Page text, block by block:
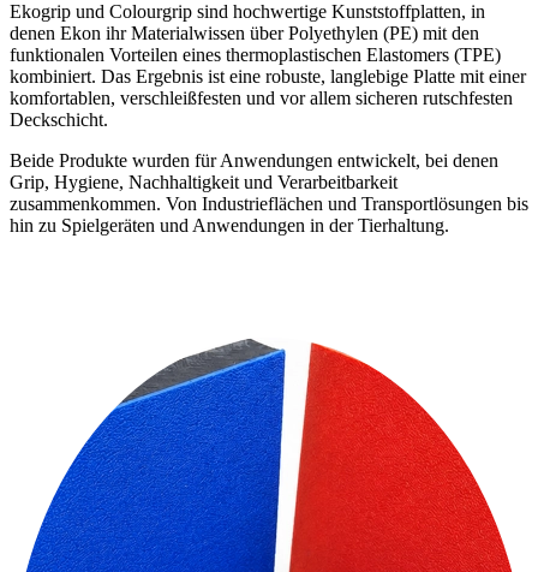
Ekogrip und Colourgrip sind hochwertige Kunststoffplatten, in
denen Ekon ihr Materialwissen über Polyethylen (PE) mit den
funktionalen Vorteilen eines thermoplastischen Elastomers (TPE)
kombiniert. Das Ergebnis ist eine robuste, langlebige Platte mit einer
komfortablen, verschleißfesten und vor allem sicheren rutschfesten
Deckschicht.
Beide Produkte wurden für Anwendungen entwickelt, bei denen
Grip, Hygiene, Nachhaltigkeit und Verarbeitbarkeit
zusammenkommen. Von Industrieflächen und Transportlösungen bis
hin zu Spielgeräten und Anwendungen in der Tierhaltung.